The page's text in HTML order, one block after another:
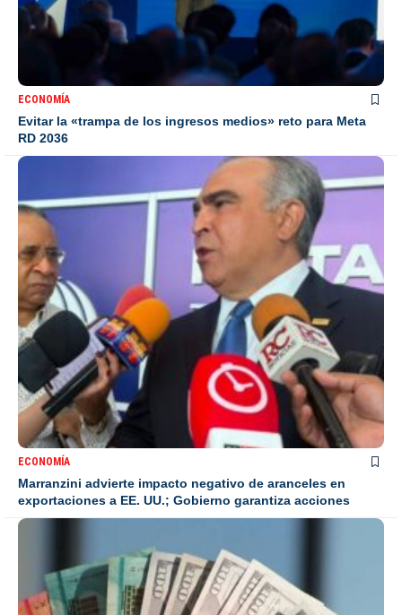
ECONOMÍA
Evitar la «trampa de los ingresos medios» reto para Meta
RD 2036
ECONOMÍA
Marranzini advierte impacto negativo de aranceles en
exportaciones a EE. UU.; Gobierno garantiza acciones